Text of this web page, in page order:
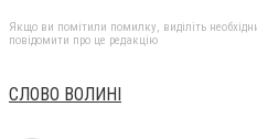
Якщо ви помітили помилку, виділіть
повідомити про це редакцію
СЛОВО ВОЛИНІ